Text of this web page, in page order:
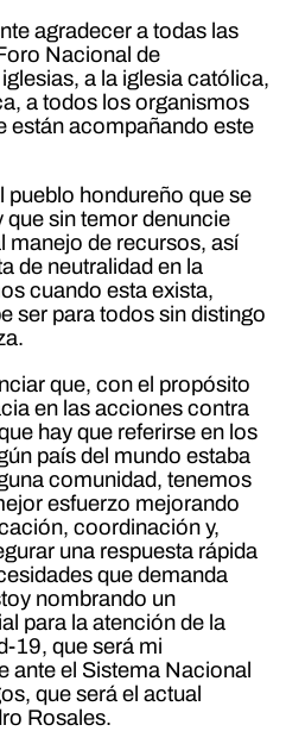
agradecer a todas las
Nacional de
a la iglesia católica,
a todos los organismos
están acompañando este
pueblo hondureño que se
que sin temor denuncie
manejo de recursos, así
de neutralidad en la
cuando esta exista,
ser para todos sin distingo
que, con el propósito
en las acciones contra
hay que referirse en los
país del mundo estaba
comunidad, tenemos
esfuerzo mejorando
coordinación y,
una respuesta rápida
que demanda
nombrando un
para la atención de la
19, que será mi
ante el Sistema Nacional
que será el actual
Rosales.